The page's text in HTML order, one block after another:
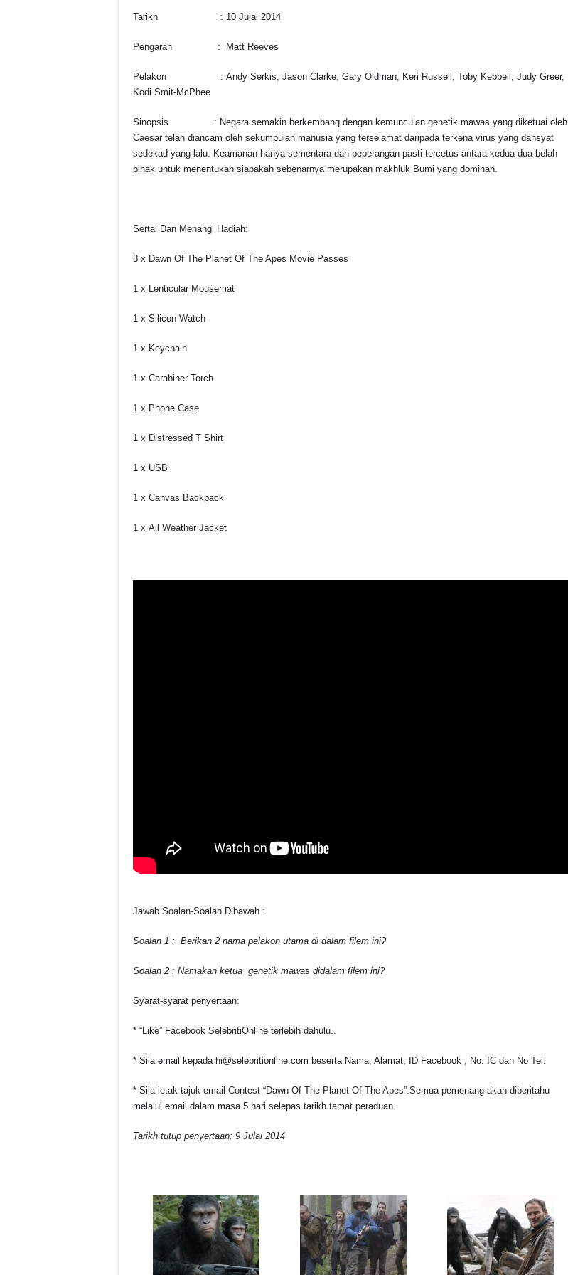
Tarikh : 10 Julai 2014
Pengarah : Matt Reeves
Pelakon : Andy Serkis, Jason Clarke, Gary Oldman, Keri Russell, Toby Kebbell, Judy Greer,
Kodi Smit-McPhee
Sinopsis : Negara semakin berkembang dengan kemunculan genetik mawas yang diketuai oleh
Caesar telah diancam oleh sekumpulan manusia yang terselamat daripada terkena virus yang dahsyat
sedekad yang lalu. Keamanan hanya sementara dan peperangan pasti tercetus antara kedua-dua belah
pihak untuk menentukan siapakah sebenarnya merupakan makhluk Bumi yang dominan.
Sertai Dan Menangi Hadiah:
8 x Dawn Of The Planet Of The Apes Movie Passes
1 x Lenticular Mousemat
1 x Silicon Watch
1 x Keychain
1 x Carabiner Torch
1 x Phone Case
1 x Distressed T Shirt
1 x USB
1 x Canvas Backpack
1 x All Weather Jacket
Jawab Soalan-Soalan Dibawah :
Soalan 1 : Berikan 2 nama pelakon utama di dalam filem ini?
Soalan 2 : Namakan ketua genetik mawas didalam filem ini?
Syarat-syarat penyertaan:
* “Like” Facebook SelebritiOnline terlebih dahulu..
* Sila email kepada hi@selebritionline.com beserta Nama, Alamat, ID Facebook , No. IC dan No Tel.
* Sila letak tajuk email Contest “Dawn Of The Planet Of The Apes”.Semua pemenang akan diberitahu
melalui email dalam masa 5 hari selepas tarikh tamat peraduan.
Tarikh tutup penyertaan: 9 Julai 2014